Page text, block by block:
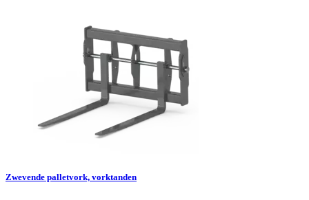
Zwevende palletvork, vorktanden